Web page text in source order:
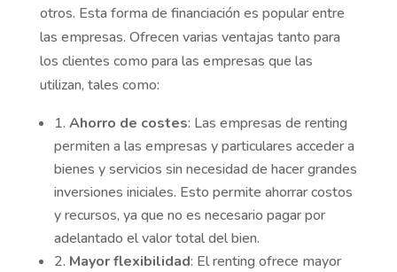
otros. Esta forma de financiación es popular entre
las empresas. Ofrecen varias ventajas tanto para
los clientes como para las empresas que las
utilizan, tales como:
1. Ahorro de costes: Las empresas de renting
permiten a las empresas y particulares acceder a
bienes y servicios sin necesidad de hacer grandes
inversiones iniciales. Esto permite ahorrar costos
y recursos, ya que no es necesario pagar por
adelantado el valor total del bien.
2. Mayor flexibilidad: El renting ofrece mayor